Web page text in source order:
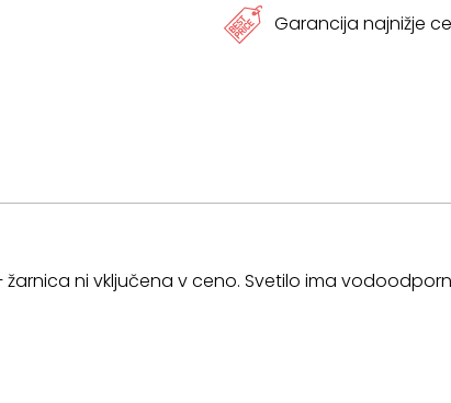
Garancija najnižje
žarnica ni vključena v ceno. Svetilo ima